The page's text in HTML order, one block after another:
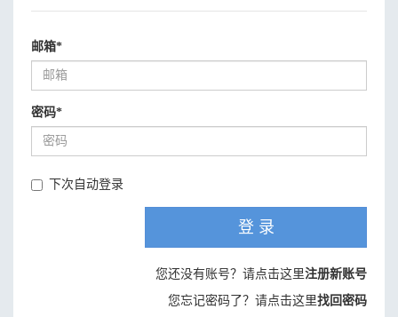
邮箱*
密码*
下次自动登录
登 录
您还没有账号？请点击这里注册新账号
您忘记密码了？请点击这里找回密码